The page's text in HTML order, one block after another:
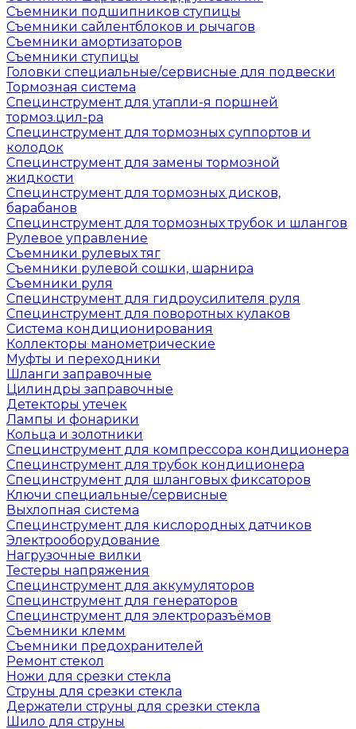
Съемники подшипников ступицы
Съемники сайлентблоков и рычагов
Съемники амортизаторов
Съемники ступицы
Головки специальные/сервисные для подвески
Тормозная система
Специнструмент для утапли-я поршней
тормоз.цил-ра
Специнструмент для тормозных суппортов и
колодок
Специнструмент для замены тормозной
жидкости
Специнструмент для тормозных дисков,
барабанов
Специнструмент для тормозных трубок и шлангов
Рулевое управление
Съемники рулевых тяг
Съемники рулевой сошки, шарнира
Съемники руля
Специнструмент для гидроусилителя руля
Специнструмент для поворотных кулаков
Система кондиционирования
Коллекторы манометрические
Муфты и переходники
Шланги заправочные
Цилиндры заправочные
Детекторы утечек
Лампы и фонарики
Кольца и золотники
Специнструмент для компрессора кондиционера
Специнструмент для трубок кондиционера
Специнструмент для шланговых фиксаторов
Ключи специальные/сервисные
Выхлопная система
Специнструмент для кислородных датчиков
Электрооборудование
Нагрузочные вилки
Тестеры напряжения
Специнструмент для аккумуляторов
Специнструмент для генераторов
Специнструмент для электроразъёмов
Съемники клемм
Съемники предохранителей
Ремонт стекол
Ножи для срезки стекла
Струны для срезки стекла
Держатели струны для срезки стекла
Шило для струны